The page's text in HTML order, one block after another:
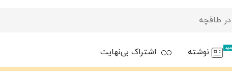
نوشته اشتراک بی‌نهایت